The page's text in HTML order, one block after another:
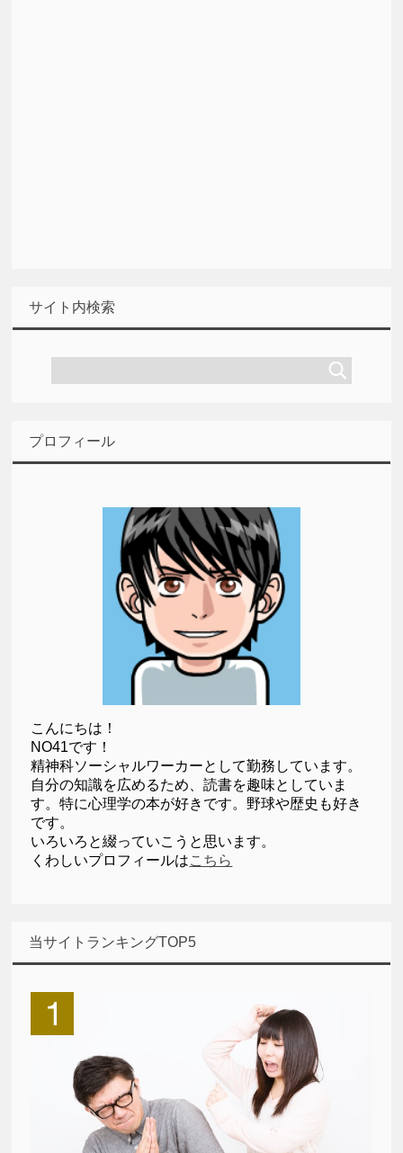
サイト内検索
プロフィール
こんにちは！
NO41です！
精神科ソーシャルワーカーとして勤務しています。
自分の知識を広めるため、読書を趣味としていま
す。特に心理学の本が好きです。野球や歴史も好き
です。
いろいろと綴っていこうと思います。
くわしいプロフィールはこちら
当サイトランキングTOP5